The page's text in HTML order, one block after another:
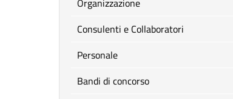
Organizzazione
Consulenti e Collaboratori
Personale
Bandi di concorso